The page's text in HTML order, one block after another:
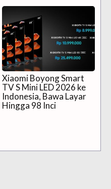
Xiaomi Boyong Smart
TV S Mini LED 2026 ke
Indonesia, Bawa Layar
Hingga 98 Inci